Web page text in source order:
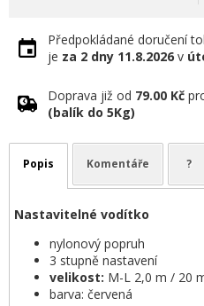
Předpokládané doručení
je za 2 dny 11.8.2026 v
Doprava již od 79.00 Kč
(balík do 5Kg)
Popis Komentáře ?
Nastavitelné vodítko
nylonový popruh
3 stupně nastavení
velikost: M-L 2,0 m / 20
barva: červená